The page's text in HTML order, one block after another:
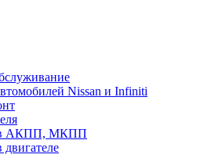
Nissan и Infiniti
в АКПП, МКПП
двигателе